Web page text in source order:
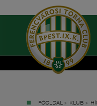
FŐOLDAL » KLUB »